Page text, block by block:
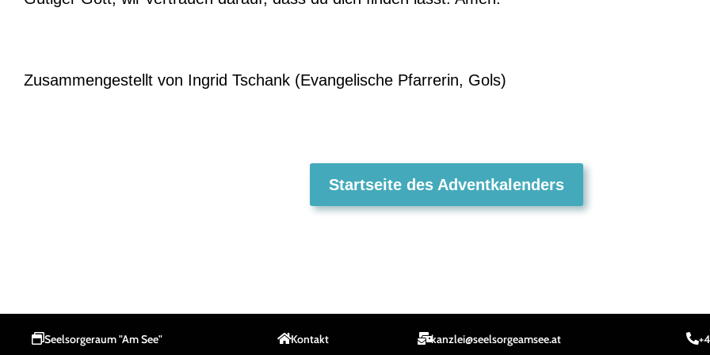
Zusammengestellt von Ingrid Tschank (Evangelische Pfarrerin, Gols)
Startseite des Adventkalenders
Seelsorgeraum "Am See" Kontakt kanzlei@seelsorgeamsee.at